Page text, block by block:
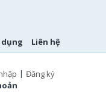
dụng Liên hệ
| Đăng ký